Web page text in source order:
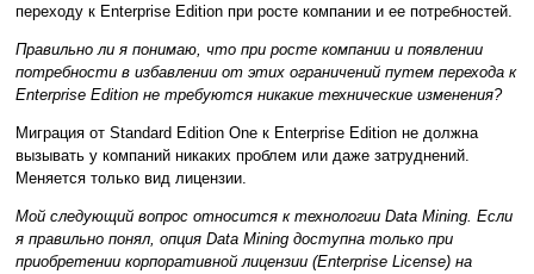
переходу к Enterprise Edition при росте компании и ее потребностей.
Правильно ли я понимаю, что при росте компании и появлении
потребности в избавлении от этих ограничений путем перехода к
Enterprise Edition не требуются никакие технические изменения?
Миграция от Standard Edition One к Enterprise Edition не должна
вызывать у компаний никаких проблем или даже затруднений.
Меняется только вид лицензии.
Мой следующий вопрос относится к технологии Data Mining. Если
я правильно понял, опция Data Mining доступна только при
приобретении корпоративной лицензии (Enterprise License) на